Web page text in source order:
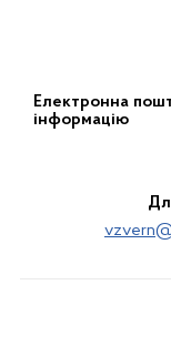
Електронна
інформацію